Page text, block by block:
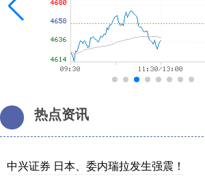
热点资讯
中兴证券 日本、委内瑞拉发生强震！